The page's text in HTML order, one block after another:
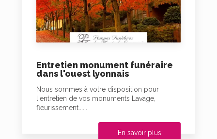
Entretien monument funéraire
dans l'ouest lyonnais
Nous sommes à votre disposition pour
l'entretien de vos monuments Lavage,
fleurissement......
En savoir plus